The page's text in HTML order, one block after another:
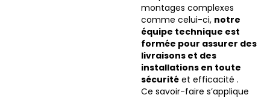
montages complexes
comme celui-ci, notre
équipe technique est
formée pour assurer des
livraisons et des
installations en toute
sécurité et efficacité .
Ce savoir-faire s’applique